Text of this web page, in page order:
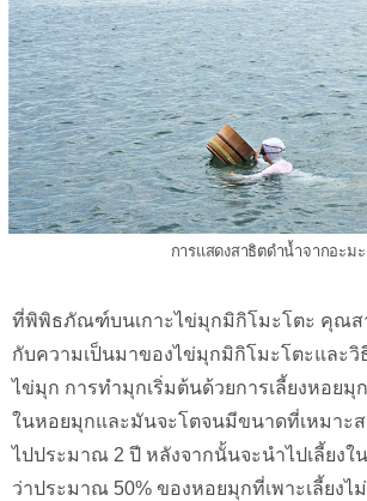
การแสดงสาธิตดำน้ำจากอะมะ
ที่พิพิธภัณฑ์บนเกาะไข่มุกมิกิโมะโตะ คุณสา
กับความเป็นมาของไข่มุกมิกิโมะโตะและวิธี
ไข่มุก การทำมุกเริ่มต้นด้วยการเลี้ยงหอยมุ
ในหอยมุกและมันจะโตจนมีขนาดที่เหมาะส
ไปประมาณ 2 ปี หลังจากนั้นจะนำไปเลี้ยงใ
ว่าประมาณ 50% ของหอยมุกที่เพาะเลี้ยงไ